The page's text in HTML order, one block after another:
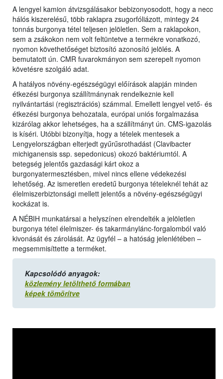
A lengyel kamion átvizsgálásakor bebizonyosodott, hogy a necc
hálós kiszerelésű, több raklapra zsugorfóliázott, mintegy 24
tonnás burgonya tétel teljesen jelöletlen. Sem a raklapokon,
sem a zsákokon nem volt feltüntetve a termékre vonatkozó,
nyomon követhetőséget biztosító azonosító jelölés. A
bemutatott ún. CMR fuvarokmányon sem szerepelt nyomon
követésre szolgáló adat.
A hatályos növény-egészségügyi előírások alapján minden
étkezési burgonya szállítmánynak rendelkeznie kell
nyilvántartási (regisztrációs) számmal. Emellett lengyel vető- és
étkezési burgonya behozatala, európai uniós forgalmazása
kizárólag akkor lehetséges, ha a szállítmányt ún. CMS-igazolás
is kíséri. Utóbbi bizonyítja, hogy a tételek mentesek a
Lengyelországban elterjedt gyűrűsrothadást (Clavibacter
michiganensis ssp. sepedonicus) okozó baktériumtól. A
betegség jelentős gazdasági kárt okoz a
burgonyatermesztésben, mivel nincs ellene védekezési
lehetőség. Az ismeretlen eredetű burgonya tételeknél tehát az
élelmiszerbiztonsági mellett jelentős a növény-egészségügyi
kockázat is.
A NÉBIH munkatársai a helyszínen elrendelték a jelöletlen
burgonya tétel élelmiszer- és takarmánylánc-forgalomból való
kivonását és zárolását. Az ügyfél – a hatóság jelenlétében –
megsemmisíttette a terméket.
Kapcsolódó anyagok:
közlemény letölthető formában
képek tömörítve